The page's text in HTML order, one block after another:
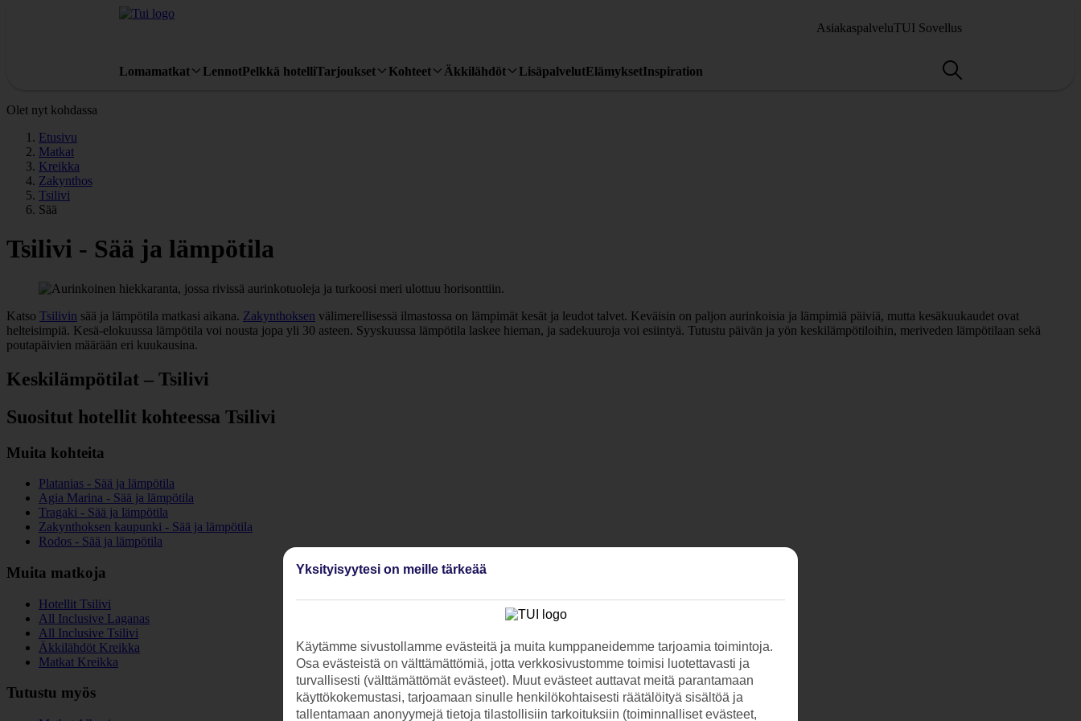
AsiakaspalveluTUI Sovellus
Lomamatkat LennotPelkkä hotelliTarjoukset Kohteet Äkkilähdöt LisäpalvelutElämyksetInspiration
Olet nyt kohdassa
Etusivu
Matkat
Kreikka
Zakynthos
Tsilivi
Sää
Tsilivi - Sää ja lämpötila
Katso Tsilivin sää ja lämpötila matkasi aikana. Zakynthoksen välimerellisessä ilmastossa on lämpimät kesät ja leudot talvet. Keväisin on paljon aurinkoisia ja lämpimiä päiviä, mutta kesäkuukaudet ovat
helteisimpiä. Kesä-elokuussa lämpötila voi nousta jopa yli 30 asteen. Syyskuussa lämpötila laskee hieman, ja sadekuuroja voi esiintyä. Tutustu päivän ja yön keskilämpötiloihin, meriveden lämpötilaan sekä
poutapäivien määrään eri kuukausina.
Keskilämpötilat – Tsilivi
Suositut hotellit kohteessa Tsilivi
Muita kohteita
Platanias - Sää ja lämpötila
Agia Marina - Sää ja lämpötila
Tragaki - Sää ja lämpötila
Zakynthoksen kaupunki - Sää ja lämpötila
Rodos - Sää ja lämpötila
Muita matkoja
Hotellit Tsilivi
All Inclusive Laganas
All Inclusive Tsilivi
Äkkilähdöt Kreikka
Matkat Kreikka
Tutustu myös
Yksityisyytesi on meille tärkeää
Käytämme sivustollamme evästeitä ja muita kumppaneidemme tarjoamia toimintoja.
Osa evästeistä on välttämättömiä, jotta verkkosivustomme toimisi luotettavasti ja
turvallisesti (välttämättömät evästeet). Muut evästeet auttavat meitä parantamaan
käyttökokemustasi, tarjoamaan sinulle henkilökohtaisesti räätälöityä sisältöä ja
tallentamaan anonyymejä tietoja tilastollisiin tarkoituksiin (toiminnalliset evästeet,